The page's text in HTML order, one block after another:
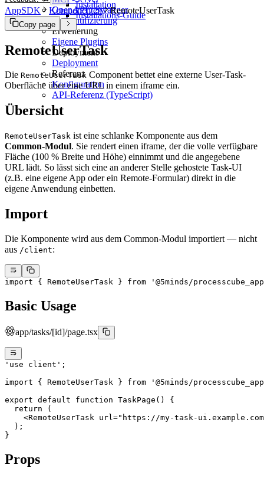
OpenAPI / Swagger
Authentifizierung
Erweiterung
Eigene Plugins
Deployment
Deployment
Referenz
Konfiguration
API-Referenz (TypeScript)
Installation
Installations-Guide
AppSDK Komponenten RemoteUserTask
Copy page
RemoteUserTask
Die RemoteUserTask Component bettet eine externe User-Task-
Oberfläche über eine URL in einem iframe ein.
Übersicht
RemoteUserTask ist eine schlanke Komponente aus dem
Common-Modul. Sie rendert einen iframe, der die volle verfügbare
Fläche (100 % Breite und Höhe) einnimmt und die angegebene
URL lädt. So lässt sich eine an anderer Stelle gehostete Task-UI
(z.B. eine eigene App oder ein Remote-Formular) direkt in die
eigene Anwendung einbetten.
Import
Die Komponente wird aus dem Common-Modul importiert — nicht
aus /client:
import { RemoteUserTask } from '@5minds/
Basic Usage
app/tasks/[id]/page.tsx
'use client' ;
import { RemoteUserTask } from '@5minds/
export default function TaskPage () {
  return
(
    <
RemoteUserTask url ="https://my-task-
  );
}
Props